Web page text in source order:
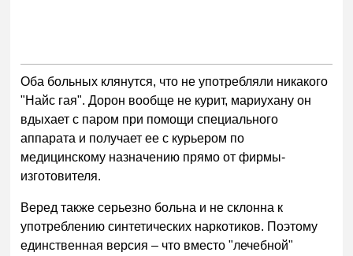
Оба больных клянутся, что не употребляли никакого
"Найс гая". Дорон вообще не курит, мариухану он
вдыхает с паром при помощи специального
аппарата и получает ее с курьером по
медицинскому назначению прямо от фирмы-
изготовителя.
Веред также серьезно больна и не склонна к
употреблению синтетических наркотиков. Поэтому
единственная версия – что вместо "лечебной"